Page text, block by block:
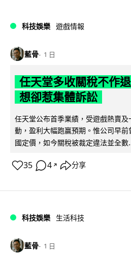
科技娛樂 遊戲情報
藍骨 1 日
任天堂多收關稅不作
想卻惹集體訴訟
任天堂公布首季業績，受遊戲熱賣
動，盈利大幅跑贏預期。惟公司早
國定價，如今關稅被裁定違法並全數
35 4 ↗ 分享
科技娛樂 生活科技
藍骨 1 日